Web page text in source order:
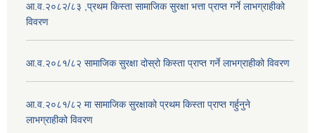
आ.व.२०८२/८३ ,प्रथम किस्ता सामाजिक सुरक्षा भत्ता प्राप्त गर्ने लाभग्राहीको
विवरण
आ.व.२०८१/८२ सामाजिक सुरक्षा दोस्रो किस्ता प्राप्त गर्ने लाभग्राहीको विवरण
आ.व.२०८१/८२ मा सामाजिक सुरक्षाको प्रथम किस्ता प्राप्त गर्हुनुने
लाभग्राहीको विवरण